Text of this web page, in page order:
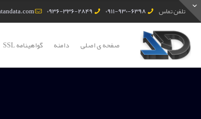
تلفن تماس 0911-930-6398
0936-336-2849
صفحه ی اصلی دامنه گواهینامه SSL